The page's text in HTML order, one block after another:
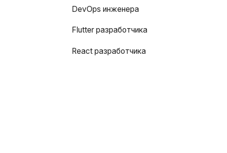
React разработчика